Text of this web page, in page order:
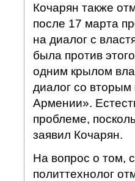
Кочарян также
после 17 марта
на диалог с
была против
одним крылом
диалог со
Армении».
проблеме,
заявил Кочарян.
На вопрос о том,
политтехнолог